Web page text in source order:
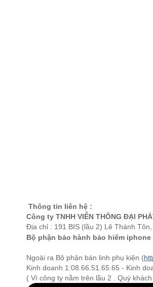
Thông tin liên hệ :
Công ty TNHH VIỄN THÔNG ĐẠI
Địa chỉ : 191 BIS (lầu 2) Lê Thánh
Bộ phận bảo hành bảo hiểm
Ngoài ra Bộ phận bán linh phụ kiện (
Kinh doanh 1:08.66.51.65.65 - Kinh
( Vì công ty nằm trên lầu 2 . Quý